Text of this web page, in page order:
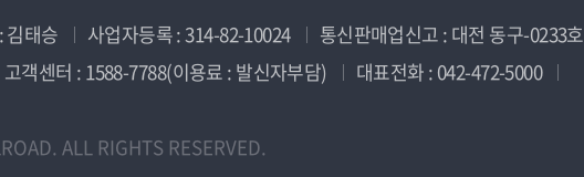
김태승 사업자등록 : 314-82-10024
통신판매업신고 : 대전 동구-0233호
고객센터 : 1588-7788(이용료 : 발신자부담)
대표전화 : 042-472-5000
ALL RIGHTS RESERVED.